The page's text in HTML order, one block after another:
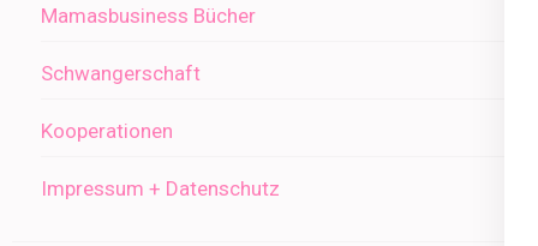
Mamasbusiness Bücher
Schwangerschaft
Kooperationen
Impressum + Datenschutz